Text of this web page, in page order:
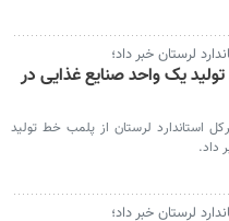
لرستان خبر داد؛
یک واحد صنایع غذایی در
استاندارد لرستان از پلمب خط تولید
داد.
لرستان خبر داد؛